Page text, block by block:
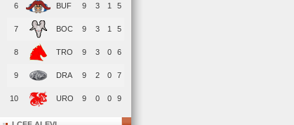
6 BUF 9 3 1 5
7 BOC 9 3 1 5
8 TRO 9 3 0 6
9 DRA 9 2 0 7
10 URO 9 0 0 9